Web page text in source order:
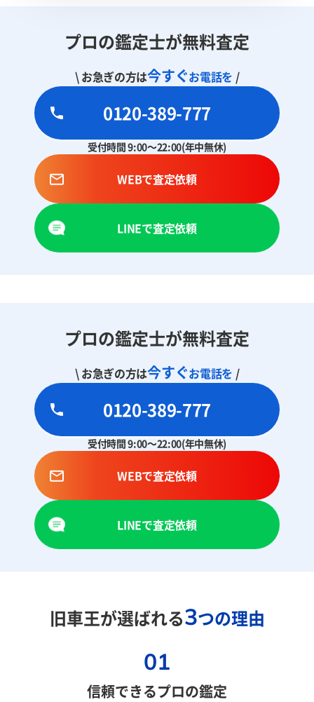
プロの鑑定士が無料査定
\ お急ぎの方は今すぐお電話を /
0120-389-777
受付時間 9:00～22:00(年中無休)
WEBで査定依頼
LINEで査定依頼
プロの鑑定士が無料査定
\ お急ぎの方は今すぐお電話を /
0120-389-777
受付時間 9:00～22:00(年中無休)
WEBで査定依頼
LINEで査定依頼
旧車王が選ばれる3つの理由
01
信頼できるプロの鑑定